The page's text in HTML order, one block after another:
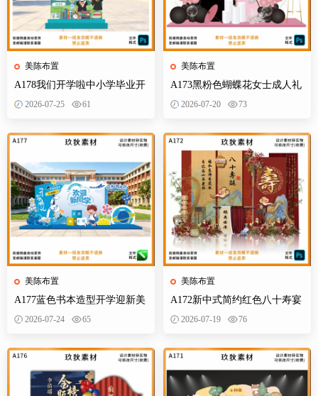
美陈布置
A178我们开学啦中小学毕业开
学季拍照打卡美陈布置素材
2026-07-25 61
美陈布置
A177蓝色书本造型开学迎新美
陈KT板欢迎新同学开学典礼合
2026-07-24 65
美陈布置
A173黑粉色蝴蝶花女士成人礼
生日典礼庆典网红装饰布置PS
2026-07-20 73
美陈布置
A172新中式简约红色八十寿宴
生日宴舞台迎宾区背景布置
2026-07-19 76